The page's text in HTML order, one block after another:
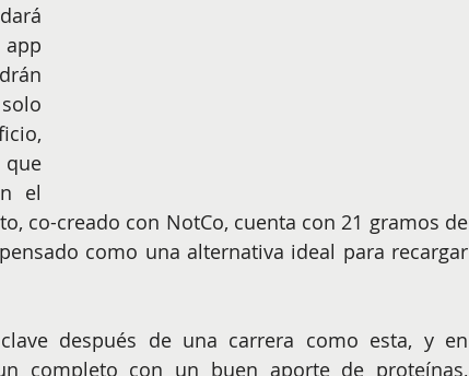
que
el
co-creado con NotCo, cuenta con 21 gramos de
como una alternativa ideal para recargar
después de una carrera como esta, y en
completo con un buen aporte de proteínas,